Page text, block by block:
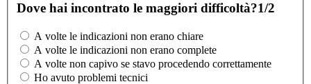
Dove hai incontrato le maggiori difficoltà?1/2
A volte le indicazioni non erano chiare
A volte le indicazioni non erano complete
A volte non capivo se stavo procedendo correttamente
Ho avuto problemi tecnici